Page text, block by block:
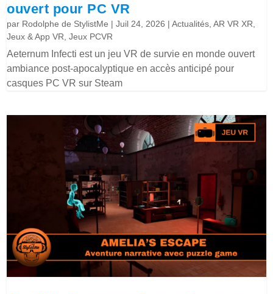
ouvert pour PC VR
par Rodolphe de StylistMe |Juil 24, 2026 |Actualités ,AR VR XR
Jeux & App VR ,Jeux PCVR
Aeternum Infecti est un jeu VR de survie en monde ouvert
ambiance post-apocalyptique en accès anticipé pour
casques PC VR sur Steam